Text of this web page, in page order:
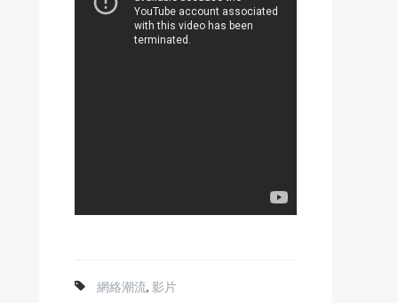
網絡潮流, 影片